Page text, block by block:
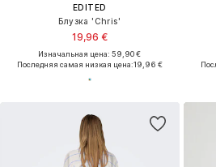
EDITED
Блузка 'Chris'
19,96 €
Изначальная цена: 59,90 €
Последняя самая низкая цена:19,96 €